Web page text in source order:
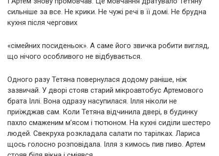
сильніше за все. Не крики. Не чужі речі в її домі. Не брудна
кухня після чергових
«сімейних посиденьок». А саме його звичка робити вигляд,
що нічого особливого не відбувається.
Одного разу Тетяна повернулася додому раніше, ніж
зазвичай. У дворі стояв старий мікроавтобус Артемового
брата Іллі. Вона одразу насупилася. Ілля ніколи не
приїжджав сам. Коли Тетяна відчинила двері, в будинку
пахло смаженим м’ясом і тютюном. На кухні сиділи шестеро
людей. Свекруха розкладала салати по тарілках. Лариса
щось голосно розповідала. Ілля з кимось пив пиво. Артем